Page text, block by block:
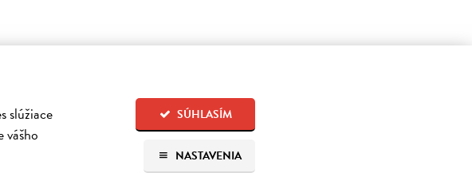
slúžiace
vášho
SÚHLASÍM
NASTAVENIA
si kúpili aj:
na sklade